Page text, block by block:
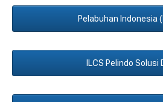
Pelabuhan Indonesia
ILCS Pelindo Solusi